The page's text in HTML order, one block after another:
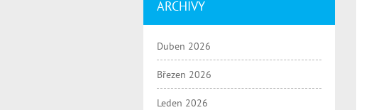
ARCHIVY
Duben 2026
Březen 2026
Leden 2026